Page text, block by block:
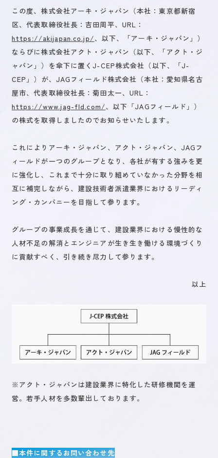
未来を創るひとづくり
お問い合わせ
キャリア登録
この度、株式会社アーキ・ジャパン（本社：東京都新宿
区、代表取締役社長：吉田周平、URL：
https://akijapan.co.jp/、以下、「アーキ・ジャパン」）
ならびに株式会社アクト・ジャパン（以下、「アクト・ジ
ャパン」）を傘下に置くJ-CEP株式会社（以下、「J-
CEP」）が、JAGフィールド株式会社（本社：愛知県名古
屋市、代表取締役社長：菊田太一、URL：
https://www.jag-fld.com/、以下「JAGフィールド」）
の株式を取得しましたのでお知らせいたします。
これによりアーキ・ジャパン、アクト・ジャパン、JAGフ
ィールドが一つのグループとなり、各社が有する強みを更
に強化し、これまで十分に取り組めていなかった分野を相
互に補完しながら、建設技術者派遣業界におけるリーディ
ング・カンパニーを目指して参ります。
グループの事業成長を通じて、建設業界における慢性的な
人材不足の解消とエンジニアが生き生き働ける環境づくり
に貢献すべく、引き続き尽力して参ります。
以上
※アクト・ジャパンは建設業界に特化した研修機関を運
営。若手人材を多数輩出しております。
■本件に関するお問い合わせ先